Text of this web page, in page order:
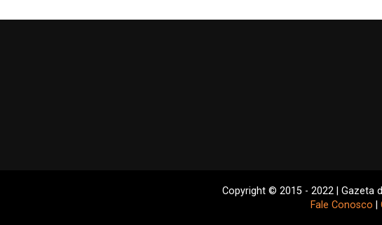
Copyright © 2015 - 2022 | Gazeta
Fale Conosco